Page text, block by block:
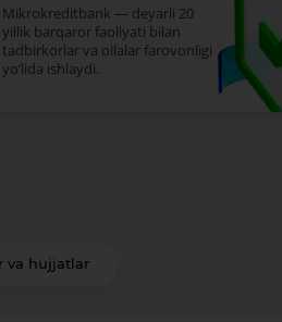
Mikrokreditbank — deyarli 20
yillik barqaror faoliyati bilan
tadbirkorlar va oilalar farovonligi
yo‘lida ishlaydi.
va hujjatlar